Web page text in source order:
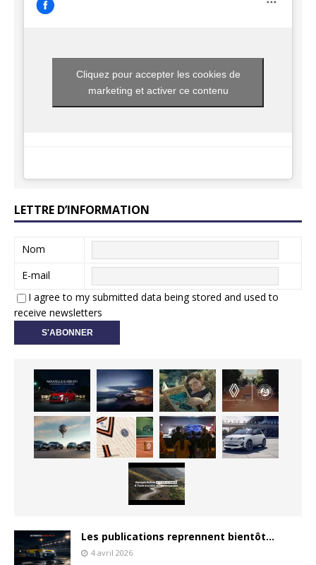
Cliquez pour accepter les cookies de
marketing et activer ce contenu
LETTRE D’INFORMATION
Nom
E-mail
I agree to my submitted data being stored and used to
receive newsletters
Les publications reprennent bientôt…
4 avril 2026